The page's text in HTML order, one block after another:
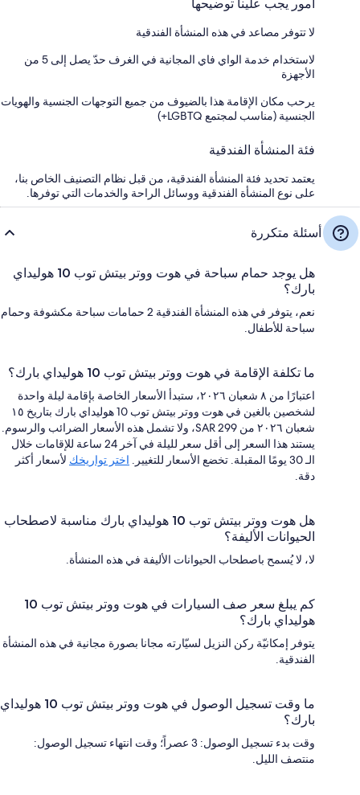
أمور يجب علينا توضيحها
لا تتوفر مصاعد في هذه المنشأة الفندقية
لاستخدام خدمة الواي فاي المجانية في الغرف حدّ يصل إلى 5 من
الأجهزة
يرحب مكان الإقامة هذا بالضيوف من جميع التوجهات الجنسية والهويات
الجنسية (مناسب لمجتمع LGBTQ+)
فئة المنشأة الفندقية
يعتمد تحديد فئة المنشأة الفندقية، من قبل نظام التصنيف الخاص بنا،
على نوع المنشأة الفندقية ووسائل الراحة والخدمات التي توفرها.
أسئلة متكررة
هل يوجد حمام سباحة في هوت ووتر بيتش توب 10 هوليداي
بارك؟
نعم، يتوفر في هذه المنشأة الفندقية 2 حمامات سباحة مكشوفة وحمام
سباحة للأطفال.
ما تكلفة الإقامة في هوت ووتر بيتش توب 10 هوليداي بارك؟
اعتبارًا من ٨ شعبان ٢٠٢٦، ستبدأ الأسعار الخاصة بإقامة ليلة واحدة
لشخصين بالغين في هوت ووتر بيتش توب 10 هوليداي بارك بتاريخ ١٥
شعبان ٢٠٢٦ من SAR 299، ولا تشمل هذه الأسعار الضرائب والرسوم.
يستند هذا السعر إلى أقل سعر لليلة في آخر 24 ساعة للإقامات خلال
الـ 30 يومًا المقبلة. تخضع الأسعار للتغيير.
اختر تواريخك لأسعار أكثر
دقة.
هل هوت ووتر بيتش توب 10 هوليداي بارك مناسبة لاصطحاب
الحيوانات الأليفة؟
لا، لا يُسمح باصطحاب الحيوانات الأليفة في هذه المنشأة.
كم يبلغ سعر صف السيارات في هوت ووتر بيتش توب 10
هوليداي بارك؟
يتوفر إمكانيّة ركن النزيل لسيّارته مجانا بصورة مجانية في هذه المنشأة
الفندقية.
ما وقت تسجيل الوصول في هوت ووتر بيتش توب 10 هوليداي
بارك؟
وقت بدء تسجيل الوصول: 3 عصراً؛ وقت انتهاء تسجيل الوصول:
منتصف الليل.